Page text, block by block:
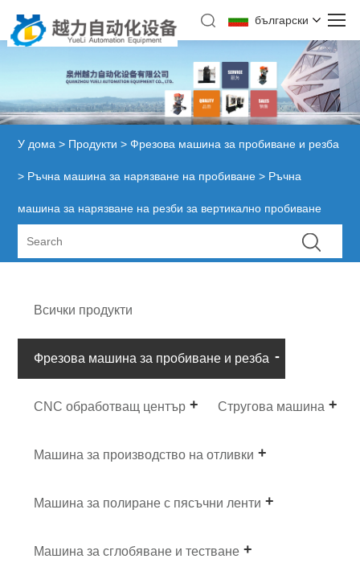
български
У дома > Продукти >Фрезова машина за пробиване и резба
> Ръчна машина за нарязване на пробиване > Ръчна
машина за нарязване на резби за вертикално пробиване
Всички продукти
Фрезова машина за пробиване и резба
CNC обработващ център Стругова машина
Машина за производство на отливки
Машина за полиране с пясъчни ленти
Машина за сглобяване и тестване